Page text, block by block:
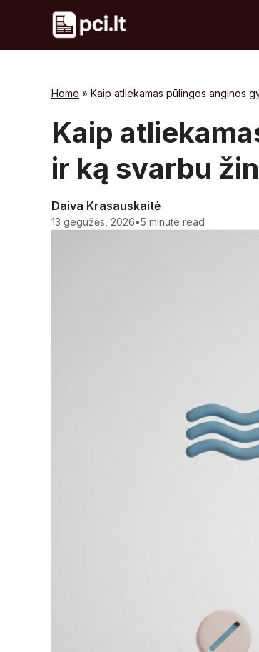
Home » Kaip atliekamas pūlingos anginos
Kaip
ir ką svarbu
Daiva Krasauskaitė
13 gegužės, 2026•5 minute read